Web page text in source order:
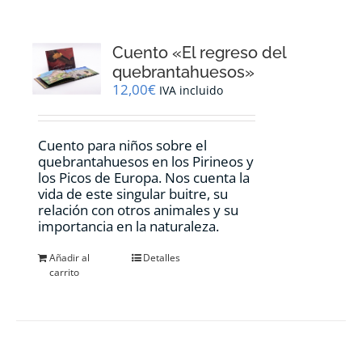
Cuento «El regreso del
quebrantahuesos»
12,00€ IVA incluido
Cuento para niños sobre el
quebrantahuesos en los Pirineos y
los Picos de Europa. Nos cuenta la
vida de este singular buitre, su
relación con otros animales y su
importancia en la naturaleza.
Añadir al
carrito
Detalles